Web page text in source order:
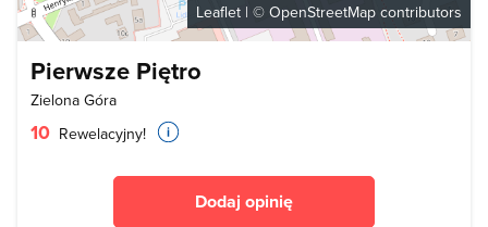
Leaflet | © OpenStreetMap contributors
Pierwsze Piętro
Zielona Góra
10 Rewelacyjny!
Dodaj opinię